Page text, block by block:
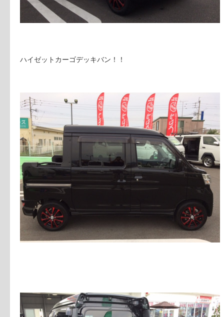
ハイゼットカーゴデッキバン！！